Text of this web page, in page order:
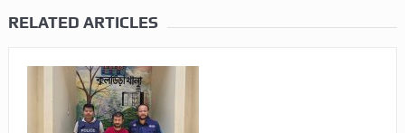
RELATED ARTICLES